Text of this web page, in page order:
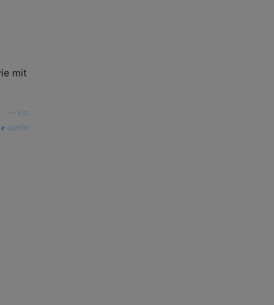
mit
Vic
quelle